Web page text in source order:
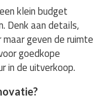
klein budget
Denk aan details,
geven de ruimte
goedkope
in de uitverkoop.